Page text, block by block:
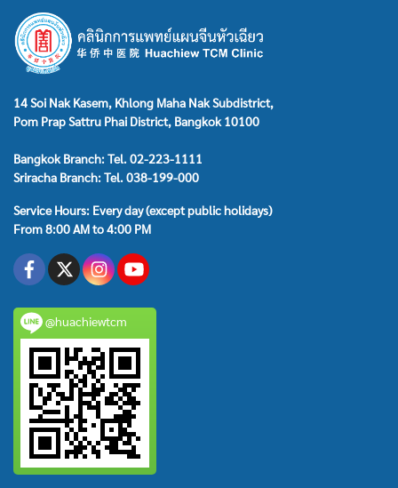
14 Soi Nak Kasem, Khlong Maha Nak Subdistrict,
Pom Prap Sattru Phai District, Bangkok 10100
Bangkok Branch: Tel. 02-223-1111
Sriracha Branch: Tel. 038-199-000
Service Hours: Every day (except public holidays)
From 8:00 AM to 4:00 PM
@huachiewtcm